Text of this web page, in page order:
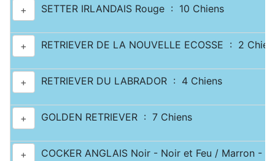
+ SETTER IRLANDAIS Rouge : 10 Chiens
+ RETRIEVER DE LA NOUVELLE ECOSSE : 2
+ RETRIEVER DU LABRADOR : 4 Chiens
+ GOLDEN RETRIEVER : 7 Chiens
+
COCKER ANGLAIS Noir - Noir et Feu / Marron -